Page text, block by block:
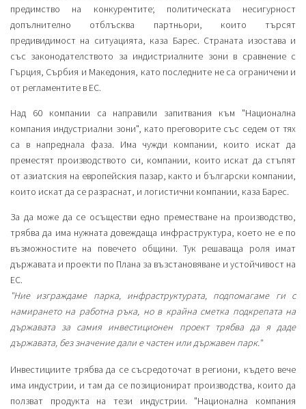
предимство на конкурентите; политическата несигурност
допълнително отблъсква партньори, които търсят
предивидимост на ситуацията, каза Барес. Страната изостава и
със законодателството за индистриалните зони в сравнение с
Гърция, Сърбия и Македония, като последните не са ограничени и
от регламентите в ЕС.
Над 60 компании са направили запитвания към "Национална
компания индустриални зони", като преговорите със седем от тях
са в напреднала фаза. Има чужди компании, които искат да
преместят производството си, компании, които искат да стъпят
от азиатския на европейския пазар, както и български компании,
които искат да се разраснат, и логистични компании, каза Барес.
За да може да се осъществи едно преместване на производство,
трябва да има нужната довеждаща инфраструктура, което не е по
възможностите на повечето общини. Тук решаваща роля имат
държавата и проекти по Плана за възстановяване и устойчивост на
ЕС.
"Ние изграждаме парка, инфраструктурата, подпомагаме ги с
намирането на работна ръка, но в крайна сметка подкрепата на
държавата за самия инвестиционен проект трябва да я даде
държавата, без значение дали е частен или държавен парк."
Инвестициите трябва да се съсредоточат в региони, където вече
има индустрии, и там да се позиционират производства, които да
ползват продукта на тези индустрии. "Национална компания